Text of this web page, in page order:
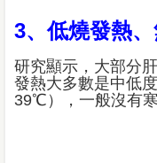
3、低燒發熱
研究顯示，大部分
發熱大多數是中低
39℃），一般沒有